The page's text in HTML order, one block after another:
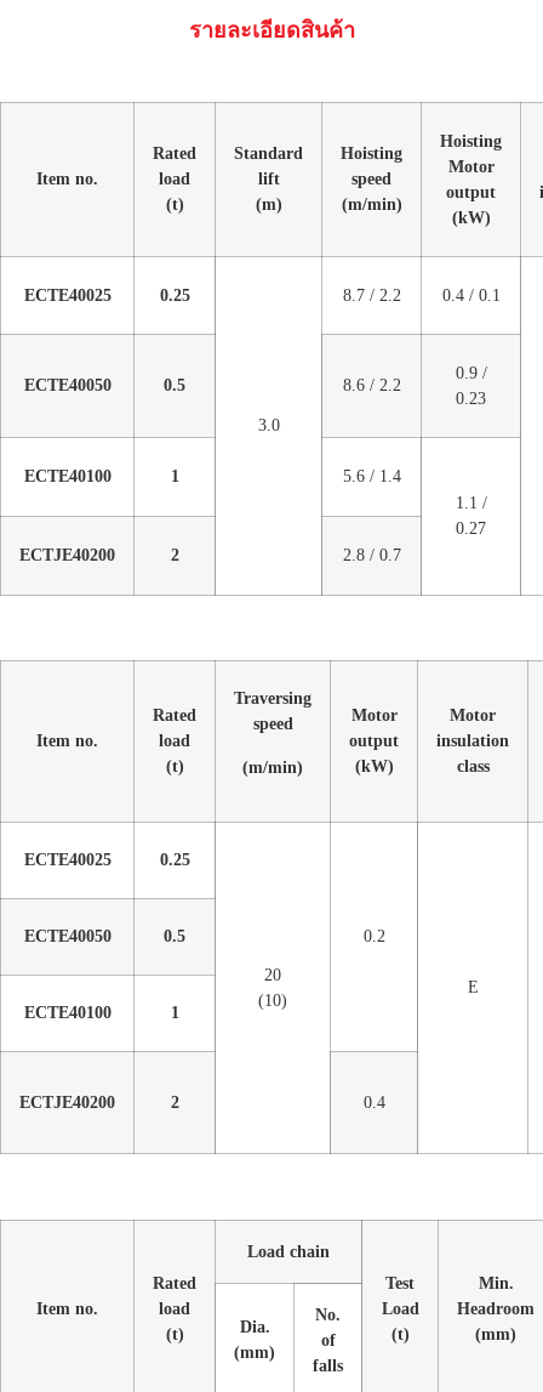
รายละเอียดสินค้า
Item no.
Rated
load
(t)
Standard
lift
(m)
Hoisting
speed
(m/min)
Hoisting
Motor
output
(kW)
ECTE40025 0.25
3.0
8.7 / 2.2 0.4 / 0.1
ECTE40050 0.5 8.6 / 2.2
0.9 /
0.23
ECTE40100 1
5.6 / 1.4
1.1 /
0.27
ECTJE40200
2 2.8 / 0.7
Item no.
Rated
load
(t)
Traversing
speed
(m/min)
Motor
output
(kW)
Motor
insulation
class
ECTE40025 0.25
20
(10)
0.2
E
ECTE40050 0.5
ECTE40100 1
ECTJE40200 2 0.4
Item no.
Rated
load
(t)
Load chain
Test
Load
(t)
Min.
Headroom
(mm)
Dia.
(mm)
No.
of
falls